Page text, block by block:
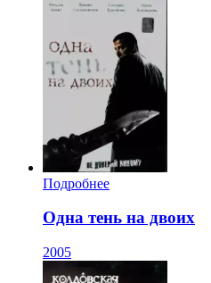
Подробнее
Одна тень на двоих
2005